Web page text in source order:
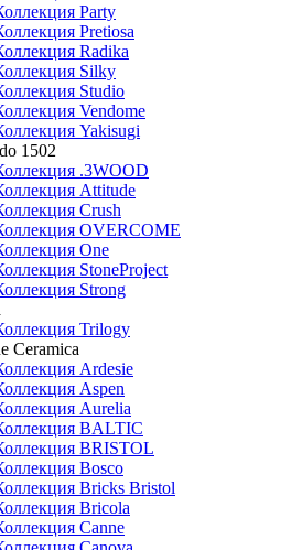
Party
Pretiosa
Radika
Silky
Studio
Vendome
Yakisugi
1502
.3WOOD
Attitude
Crush
OVERCOME
One
StoneProject
Strong
Trilogy
Ceramica
Ardesie
Aspen
Aurelia
BALTIC
BRISTOL
Bosco
Bricks Bristol
Bricola
Canne